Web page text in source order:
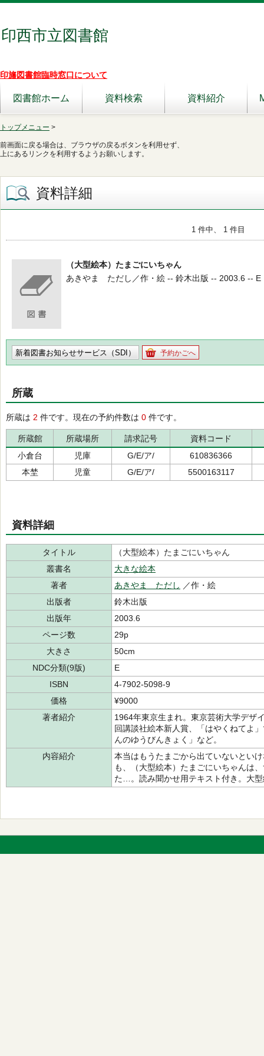
印西市立図書館
印旛図書館臨時窓口について
図書館ホーム 資料検索 資料紹介
トップメニュー >
前画面に戻る場合は、ブラウザの戻るボタンを利用せず、
上にあるリンクを利用するようお願いします。
資料詳細
1 件中、 1 件目
（大型絵本）たまごにいちゃん
あきやま ただし／作・絵 -- 鈴木出版 -- 2003.6 -- E
新着図書お知らせサービス（SDI） 予約かごへ
所蔵
所蔵は 2 件です。現在の予約件数は 0 件です。
所蔵館 所蔵場所 請求記号
資料コード
小倉台
児庫 G/E/ア/
610836366
本埜
児童 G/E/ア/ 5500163117
資料詳細
タイトル
（大型絵本）たまごにいちゃん
叢書名
大きな絵本
著者
あきやま ただし ／作・絵
出版者
鈴木出版
出版年
2003.6
ページ数
29p
大きさ
50cm
NDC分類(9版)
E
ISBN
4-7902-5098-9
価格
¥9000
著者紹介
1964年東京生まれ。東京芸術大学デザ
回講談社絵本新人賞、「はやくねてよ
んのゆうびんきょく」など。
内容紹介
本当はもうたまごから出ていないとい
も、（大型絵本）たまごにいちゃんは
た…。読み聞かせ用テキスト付き。大